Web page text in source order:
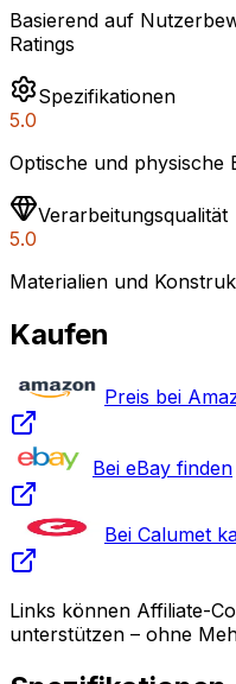
Basierend auf
Ratings
Spezifikationen
5.0
Optische und physische
Verarbeitungsqualität
5.0
Materialien und
Kaufen
Preis bei
Bei eBay finden
Bei Calumet
Links können Affiliate-
unterstützen – ohne